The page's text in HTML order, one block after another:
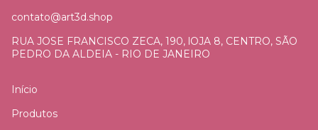
contato@art3d.shop
RUA JOSE FRANCISCO ZECA, 190, lOJA 8, CENTRO, SÃO
PEDRO DA ALDEIA - RIO DE JANEIRO
Início
Produtos